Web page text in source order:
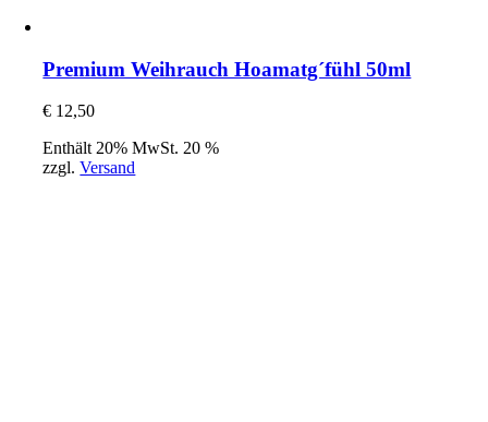
Premium Weihrauch Hoamatg´fühl 50ml
€ 12,50
Enthält 20% MwSt. 20 %
zzgl.Versand